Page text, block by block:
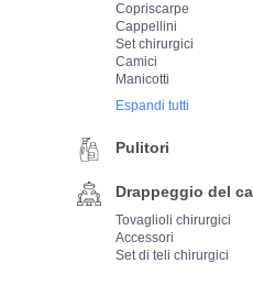
Copriscarpe
Cappellini
Set chirurgici
Camici
Manicotti
Espandi tutti
Pulitori
Drappeggio del
Tovaglioli chirurgici
Accessori
Set di teli chirurgici